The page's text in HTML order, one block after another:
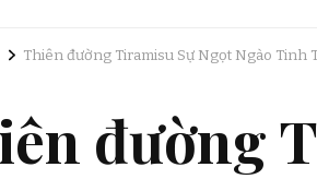
Thiên đường Tiramisu Sự Ngọt Ngào Tinh
đường